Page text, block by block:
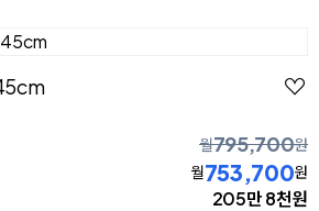
월795,700원
월753,700원
205만 8천원